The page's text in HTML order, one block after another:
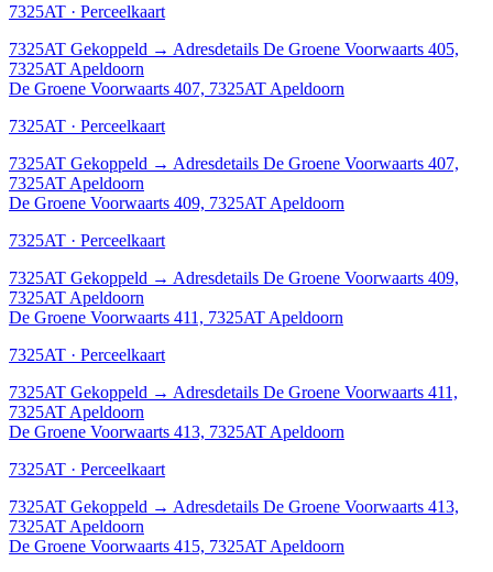
7325AT · Perceelkaart
7325AT Gekoppeld → Adresdetails De Groene Voorwaarts 405,
7325AT Apeldoorn
De Groene Voorwaarts 407, 7325AT Apeldoorn
7325AT · Perceelkaart
7325AT Gekoppeld → Adresdetails De Groene Voorwaarts 407,
7325AT Apeldoorn
De Groene Voorwaarts 409, 7325AT Apeldoorn
7325AT · Perceelkaart
7325AT Gekoppeld → Adresdetails De Groene Voorwaarts 409,
7325AT Apeldoorn
De Groene Voorwaarts 411, 7325AT Apeldoorn
7325AT · Perceelkaart
7325AT Gekoppeld → Adresdetails De Groene Voorwaarts 411,
7325AT Apeldoorn
De Groene Voorwaarts 413, 7325AT Apeldoorn
7325AT · Perceelkaart
7325AT Gekoppeld → Adresdetails De Groene Voorwaarts 413,
7325AT Apeldoorn
De Groene Voorwaarts 415, 7325AT Apeldoorn